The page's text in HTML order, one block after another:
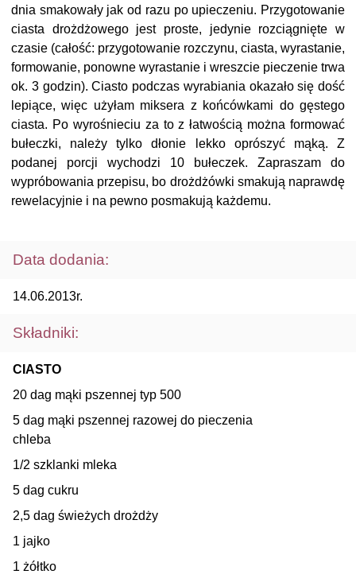
dnia smakowały jak od razu po upieczeniu. Przygotowanie
ciasta drożdżowego jest proste, jedynie rozciągnięte w
czasie (całość: przygotowanie rozczynu, ciasta, wyrastanie,
formowanie, ponowne wyrastanie i wreszcie pieczenie trwa
ok. 3 godzin). Ciasto podczas wyrabiania okazało się dość
lepiące, więc użyłam miksera z końcówkami do gęstego
ciasta. Po wyrośnieciu za to z łatwością można formować
bułeczki, należy tylko dłonie lekko oprószyć mąką. Z
podanej porcji wychodzi 10 bułeczek. Zapraszam do
wypróbowania przepisu, bo drożdżówki smakują naprawdę
rewelacyjnie i na pewno posmakują każdemu.
Data dodania:
14.06.2013r.
Składniki:
CIASTO
20 dag mąki pszennej typ 500
5 dag mąki pszennej razowej do pieczenia
chleba
1/2 szklanki mleka
5 dag cukru
2,5 dag świeżych drożdży
1 jajko
1 żółtko